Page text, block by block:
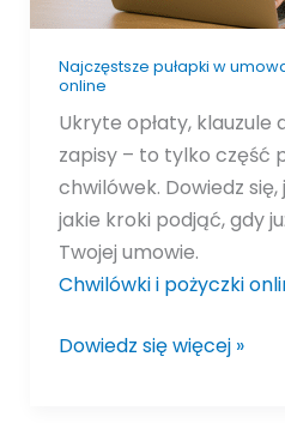
Najczęstsze pułapki w
online
Ukryte opłaty, klauzule
zapisy – to tylko część
chwilówek. Dowiedz
jakie kroki podjąć, gdy
Twojej umowie.
Chwilówki i pożyczki
Dowiedz się więcej »